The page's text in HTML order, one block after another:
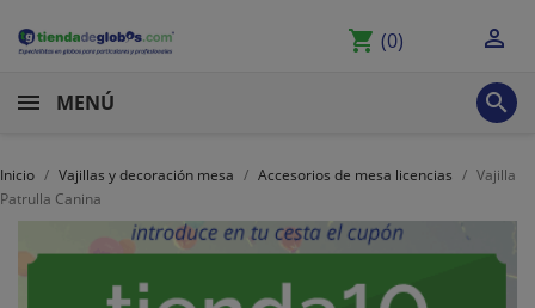
shopping_cart (0) 
MENÚ 
Inicio Vajillas y decoración mesa Accesorios de mesa licencias
Vajilla
Patrulla Canina